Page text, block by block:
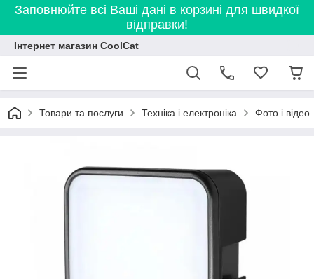
Заповнюйте всі Ваші дані в корзині для швидкої
відправки!
Інтернет магазин CoolCat
Товари та послуги Техніка і електроніка Фото і відео